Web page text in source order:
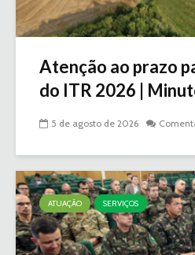
Atenção ao prazo
do ITR 2026 |
5 de agosto de 2026
ATUAÇÃO SERVIÇOS